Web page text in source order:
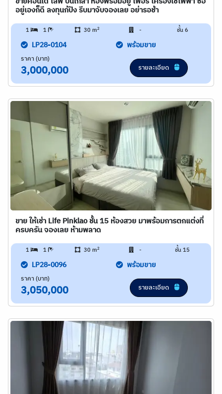
อยู่เองก็ดี ลงทุนก้ปัง รีบมาจับจองเลย อย่ารอช้า
1 1 30 m2 - ชั้น 6
LP28-0104 พร้อมขาย
ราคา (บาท)
3,000,000 รายละเอียด
ขาย ให้เช่า Life Pinklao ชั้น 15 ห้องสวย มาพร้อมการตกแต่งที่
ครบครัน จองเลย ห้ามพลาด
1 1 30 m2 - ชั้น 15
LP28-0096 พร้อมขาย
ราคา (บาท)
3,050,000 รายละเอียด